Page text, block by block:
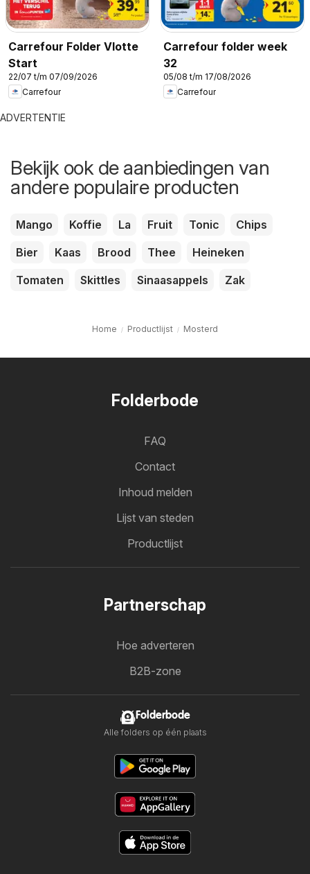
Carrefour Folder Vlotte
Start
22/07 t/m 07/09/2026
Carrefour
Carrefour folder week
32
05/08 t/m 17/08/2026
Carrefour
ADVERTENTIE
Bekijk ook de aanbiedingen van
andere populaire producten
Mango Koffie La Fruit Tonic
Chips
Bier
Kaas Brood Thee
Heineken
Tomaten
Skittles Sinaasappels Zak
Home Productlijst Mosterd
Folderbode
FAQ
Contact
Inhoud melden
Lijst van steden
Productlijst
Partnerschap
Hoe adverteren
B2B-zone
Folderbode
Alle folders op één plaats